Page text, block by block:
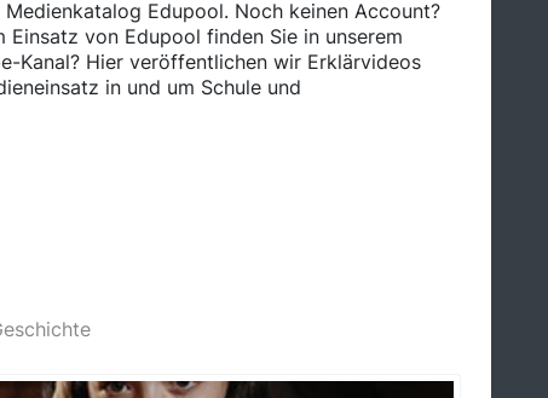
Edupool. Noch keinen Account?
von Edupool finden Sie in unserem
Kanal? Hier veröffentlichen wir Erklärvideos
in und um Schule und